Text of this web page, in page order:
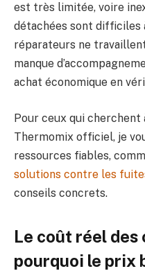
est très limitée, voire
détachées sont
réparateurs ne
manque
achat économique en
Pour ceux qui
Thermomix officiel, je
ressources fiables,
solutions contre les
conseils concrets.
Le coût réel des
pourquoi le prix